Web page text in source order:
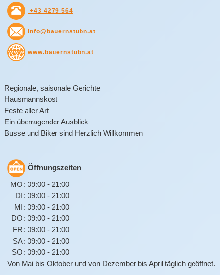
+43 4279 564
info@bauernstubn.at
www.bauernstubn.at
Regionale, saisonale Gerichte
Hausmannskost
Feste aller Art
Ein überragender Ausblick
Busse und Biker sind Herzlich Willkommen
Öffnungszeiten
MO : 09:00 - 21:00
DI : 09:00 - 21:00
MI : 09:00 - 21:00
DO : 09:00 - 21:00
FR : 09:00 - 21:00
SA: 09:00 - 21:00
SO : 09:00 - 21:00
Von Mai bis Oktober und von Dezember bis April täglich geöffnet.